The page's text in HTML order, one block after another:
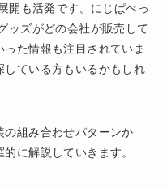
開も活発です。にじぱぺっ
ッズがどの会社が販売して
た情報も注目されていま
ている方もいるかもしれ
の組み合わせパターンか
に解説していきます。